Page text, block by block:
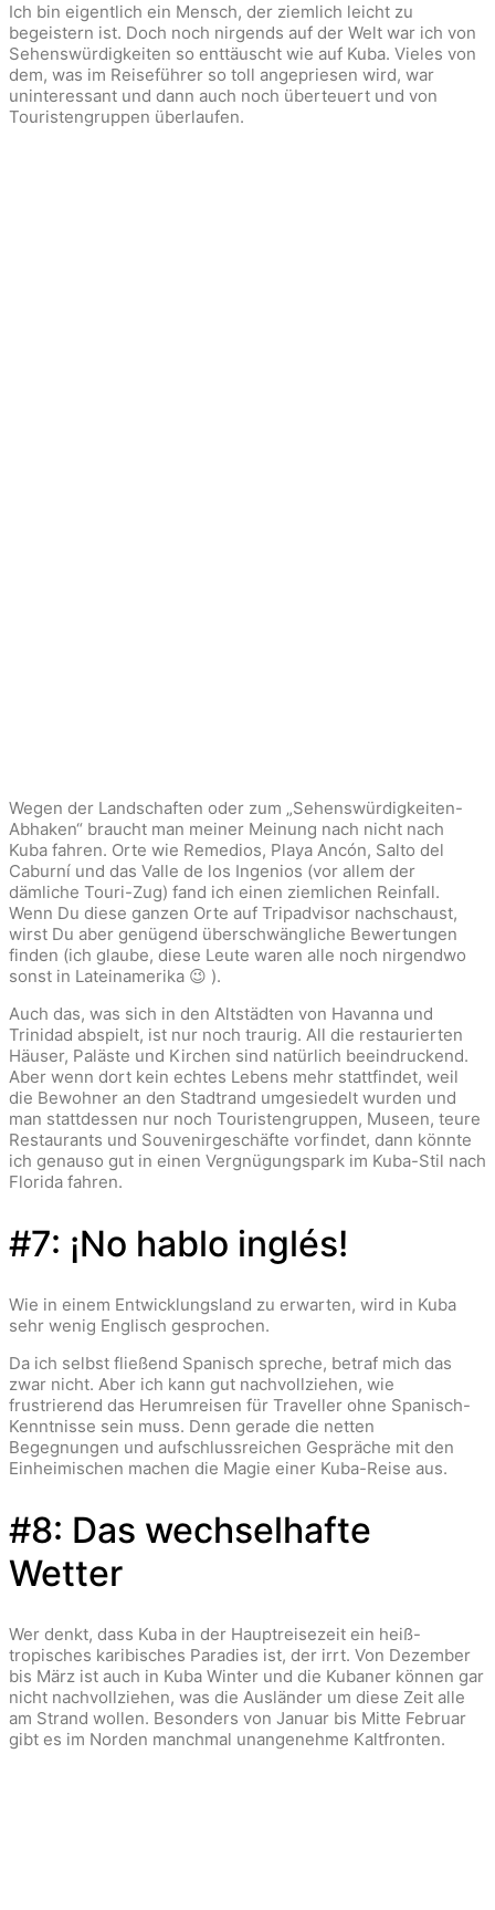
Ich bin eigentlich ein Mensch, der ziemlich leicht zu
begeistern ist. Doch noch nirgends auf der Welt war ich von
Sehenswürdigkeiten so enttäuscht wie auf Kuba. Vieles von
dem, was im Reiseführer so toll angepriesen wird, war
uninteressant und dann auch noch überteuert und von
Touristengruppen überlaufen.
Wegen der Landschaften oder zum „Sehenswürdigkeiten-
Abhaken“ braucht man meiner Meinung nach nicht nach
Kuba fahren. Orte wie Remedios, Playa Ancón, Salto del
Caburní und das Valle de los Ingenios (vor allem der
dämliche Touri-Zug) fand ich einen ziemlichen Reinfall.
Wenn Du diese ganzen Orte auf Tripadvisor nachschaust,
wirst Du aber genügend überschwängliche Bewertungen
finden (ich glaube, diese Leute waren alle noch nirgendwo
sonst in Lateinamerika 😉 ).
Auch das, was sich in den Altstädten von Havanna und
Trinidad abspielt, ist nur noch traurig. All die restaurierten
Häuser, Paläste und Kirchen sind natürlich beeindruckend.
Aber wenn dort kein echtes Lebens mehr stattfindet, weil
die Bewohner an den Stadtrand umgesiedelt wurden und
man stattdessen nur noch Touristengruppen, Museen, teure
Restaurants und Souvenirgeschäfte vorfindet, dann könnte
ich genauso gut in einen Vergnügungspark im Kuba-Stil nach
Florida fahren.
#7: ¡No hablo inglés!
Wie in einem Entwicklungsland zu erwarten, wird in Kuba
sehr wenig Englisch gesprochen.
Da ich selbst fließend Spanisch spreche, betraf mich das
zwar nicht. Aber ich kann gut nachvollziehen, wie
frustrierend das Herumreisen für Traveller ohne Spanisch-
Kenntnisse sein muss. Denn gerade die netten
Begegnungen und aufschlussreichen Gespräche mit den
Einheimischen machen die Magie einer Kuba-Reise aus.
#8: Das wechselhafte
Wetter
Wer denkt, dass Kuba in der Hauptreisezeit ein heiß-
tropisches karibisches Paradies ist, der irrt. Von Dezember
bis März ist auch in Kuba Winter und die Kubaner können gar
nicht nachvollziehen, was die Ausländer um diese Zeit alle
am Strand wollen. Besonders von Januar bis Mitte Februar
gibt es im Norden manchmal unangenehme Kaltfronten.